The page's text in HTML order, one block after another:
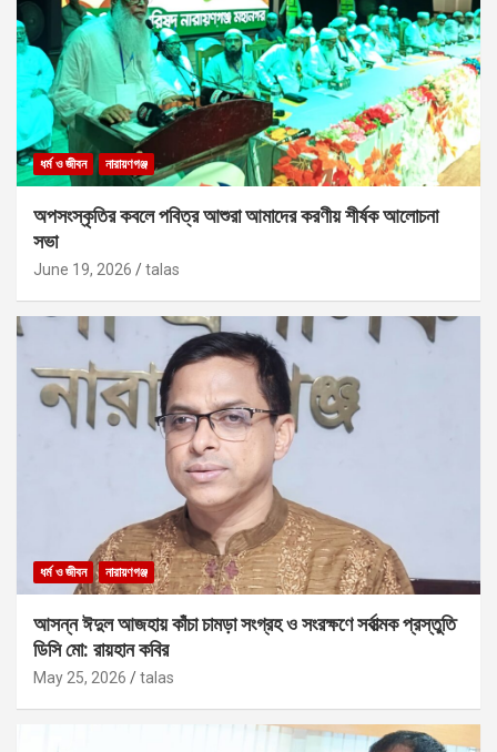
ধর্ম ও জীবন নারায়ণগঞ্জ
অপসংস্কৃতির কবলে পবিত্র আশুরা আমাদের করণীয় শীর্ষক আলোচনা
সভা
June 19, 2026 talas
ধর্ম ও জীবন নারায়ণগঞ্জ
আসন্ন ঈদুল আজহায় কাঁচা চামড়া সংগ্রহ ও সংরক্ষণে সর্বাত্মক প্রস্তুতি
ডিসি মো: রায়হান কবির
May 25, 2026 talas